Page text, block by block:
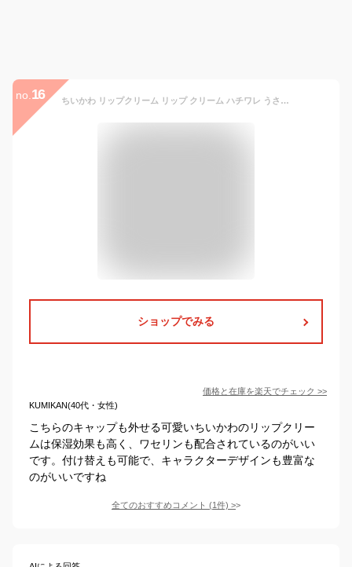
no. 16 ちいかわ リップクリーム リップ クリーム ハチワレ うさぎ 可愛い ワセリン配合 保湿 キャップ 外せる キャラクター 香り つけ変え 潤い 定形外郵便発送【△規格内】【EN】/ちいかわマスコットリップクリーム
ショップでみる
価格と在庫を楽天でチェック >>
KUMIKAN(40代・女性)
こちらのキャップも外せる可愛いちいかわのリップクリー
ムは保湿効果も高く、ワセリンも配合されているのがいい
です。付け替えも可能で、キャラクターデザインも豊富な
のがいいですね
全てのおすすめコメント (1件) >